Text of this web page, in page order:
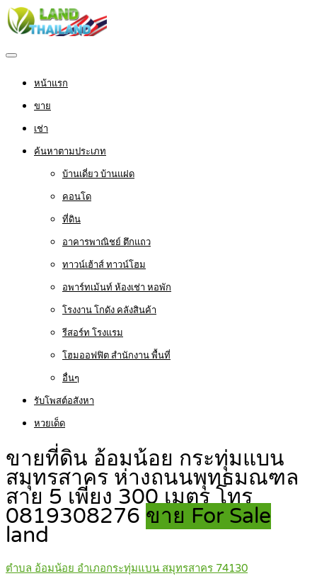
หน้าแรก
ขาย
เช่า
ค้นหาตามประเภท
บ้านเดี่ยว บ้านแฝด
คอนโด
ที่ดิน
อาคารพาณิชย์ ตึกแถว
ทาวน์เฮ้าส์ ทาวน์โฮม
อพาร์ทเม้นท์ ห้องเช่า หอพัก
โรงงาน โกดัง คลังสินค้า
รีสอร์ท โรงแรม
โฮมออฟฟิต สำนักงาน พื้นที่
อื่นๆ
รับโพสต์อสังหา
หวยเด็ด
ขายที่ดิน อ้อมน้อย กระทุ่มแบน
สมุทรสาคร ห่างถนนพุทธมณฑล
สาย 5 เพียง 300 เมตร โทร
0819308276 ขาย For Sale
land
ตำบล อ้อมน้อย อำเภอกระทุ่มแบน สมุทรสาคร 74130